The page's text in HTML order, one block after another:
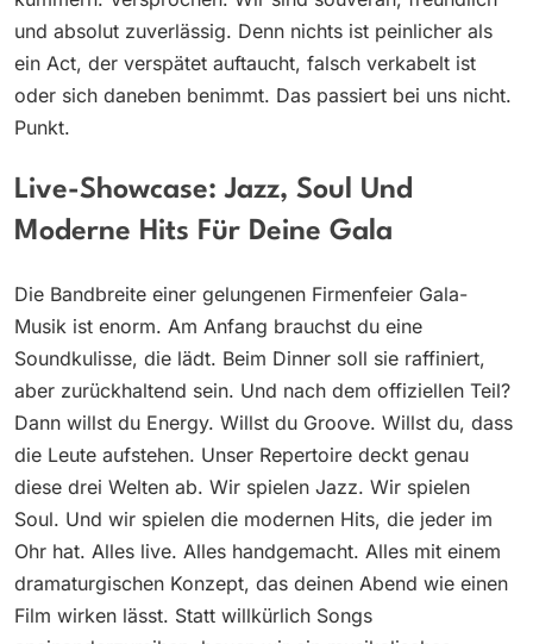
und absolut zuverlässig. Denn nichts ist peinlicher als
ein Act, der verspätet auftaucht, falsch verkabelt ist
oder sich daneben benimmt. Das passiert bei uns nicht.
Punkt.
Live-Showcase: Jazz, Soul Und
Moderne Hits Für Deine Gala
Die Bandbreite einer gelungenen Firmenfeier Gala-
Musik ist enorm. Am Anfang brauchst du eine
Soundkulisse, die lädt. Beim Dinner soll sie raffiniert,
aber zurückhaltend sein. Und nach dem offiziellen Teil?
Dann willst du Energy. Willst du Groove. Willst du, dass
die Leute aufstehen. Unser Repertoire deckt genau
diese drei Welten ab. Wir spielen Jazz. Wir spielen
Soul. Und wir spielen die modernen Hits, die jeder im
Ohr hat. Alles live. Alles handgemacht. Alles mit einem
dramaturgischen Konzept, das deinen Abend wie einen
Film wirken lässt. Statt willkürlich Songs